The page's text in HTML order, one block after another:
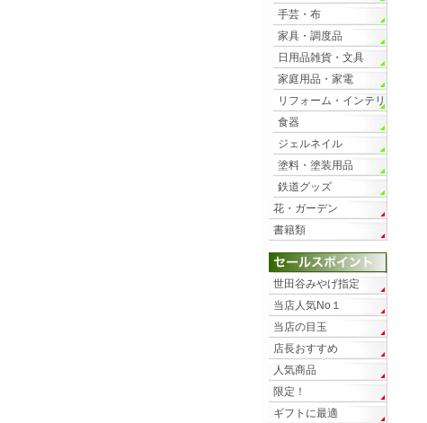
手芸・布
家具・調度品
日用品雑貨・文具
家庭用品・家電
リフォーム・インテリ
ア
食器
ジェルネイル
塗料・塗装用品
鉄道グッズ
花・ガーデン
書籍類
世田谷みやげ指定
当店人気No１
当店の目玉
店長おすすめ
人気商品
限定！
ギフトに最適